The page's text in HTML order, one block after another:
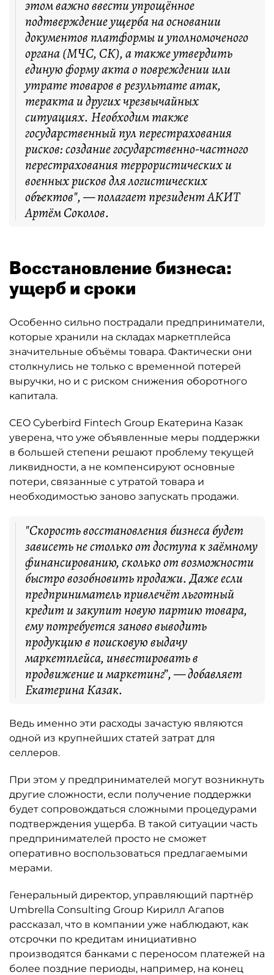
этом важно ввести упрощённое
подтверждение ущерба на основании
документов платформы и уполномоченого
органа (МЧС, СК), а также утвердить
единую форму акта о повреждении или
утрате товаров в результате атак,
теракта и других чрезвычайных
ситуациях. Необходим также
государственный пул перестрахования
рисков: создание государственно-частного
перестрахования террористических и
военных рисков для логистических
объектов", — полагает президент АКИТ
Артём Соколов.
Восстановление бизнеса:
ущерб и сроки
Особенно сильно пострадали предприниматели,
которые хранили на складах маркетплейса
значительные объёмы товара. Фактически они
столкнулись не только с временной потерей
выручки, но и с риском снижения оборотного
капитала.
CEO Cyberbird Fintech Group Екатерина Казак
уверена, что уже объявленные меры поддержки
в большей степени решают проблему текущей
ликвидности, а не компенсируют основные
потери, связанные с утратой товара и
необходимостью заново запускать продажи.
"Скорость восстановления бизнеса будет
зависеть не столько от доступа к заёмному
финансированию, сколько от возможности
быстро возобновить продажи. Даже если
предприниматель привлечёт льготный
кредит и закупит новую партию товара,
ему потребуется заново выводить
продукцию в поисковую выдачу
маркетплейса, инвестировать в
продвижение и маркетинг”, — добавляет
Екатерина Казак.
Ведь именно эти расходы зачастую являются
одной из крупнейших статей затрат для
селлеров.
При этом у предпринимателей могут возникнуть
другие сложности, если получение поддержки
будет сопровождаться сложными процедурами
подтверждения ущерба. В такой ситуации часть
предпринимателей просто не сможет
оперативно воспользоваться предлагаемыми
мерами.
Генеральный директор, управляющий партнёр
Umbrella Consulting Group Кирилл Агапов
рассказал, что в компании уже наблюдают, как
отсрочки по кредитам инициативно
производятся банками с переносом платежей на
более поздние периоды, например, на конец